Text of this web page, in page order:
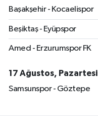
Başakşehir - Kocaelispor
Beşiktaş - Eyüpspor
Amed - Erzurumspor FK
17 Ağustos, Pazartesi
Samsunspor - Göztepe